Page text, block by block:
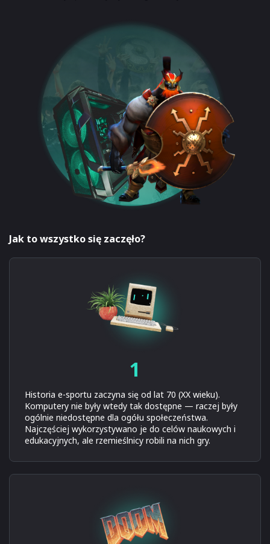
Jak to wszystko się zaczęło?
1
Historia e-sportu zaczyna się od lat 70 (XX wieku).
Komputery nie były wtedy tak dostępne — raczej były
ogólnie niedostępne dla ogółu społeczeństwa.
Najczęściej wykorzystywano je do celów naukowych i
edukacyjnych, ale rzemieślnicy robili na nich gry.